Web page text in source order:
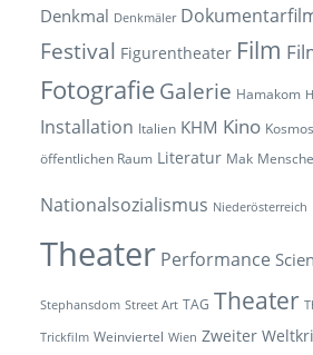
Denkmal Denkmäler
Festival Figurentheater Film
Fotografie Galerie Hamakom
Installation Italien KHM Kino
öffentlichen Raum Literatur Mak
Nationalsozialismus Niederösterreich
Theater Performance
Stephansdom Street Art TAG Theater
Trickfilm Weinviertel Wien Zweiter